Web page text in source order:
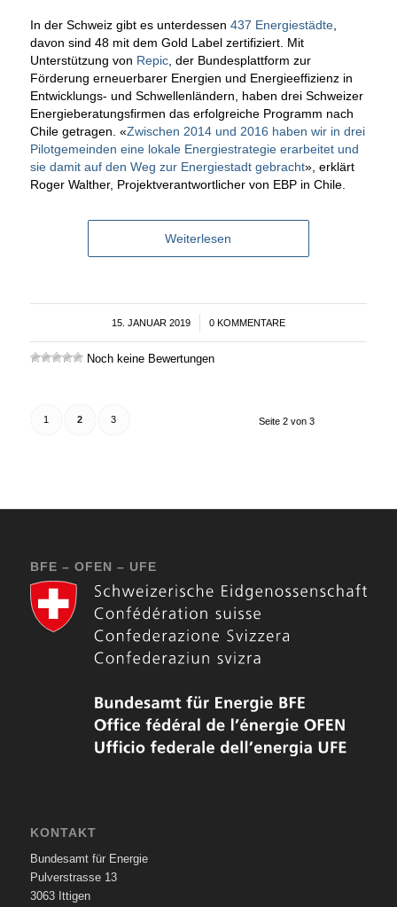
In der Schweiz gibt es unterdessen 437 Energiestädte,
davon sind 48 mit dem Gold Label zertifiziert. Mit
Unterstützung von Repic, der Bundesplattform zur
Förderung erneuerbarer Energien und Energieeffizienz in
Entwicklungs- und Schwellenländern, haben drei Schweizer
Energieberatungsfirmen das erfolgreiche Programm nach
Chile getragen. «Zwischen 2014 und 2016 haben wir in drei
Pilotgemeinden eine lokale Energiestrategie erarbeitet und
sie damit auf den Weg zur Energiestadt gebracht», erklärt
Roger Walther, Projektverantwortlicher von EBP in Chile.
Weiterlesen
15. JANUAR 2019
/ 0 KOMMENTARE
Noch keine Bewertungen
Seite 2 von 3
1 2 3
BFE – OFEN – UFE
KONTAKT
Bundesamt für Energie
Pulverstrasse 13
3063 Ittigen